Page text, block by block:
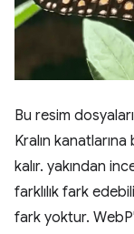
Bu resim
Kralın
kalır. yakından
farklılık fark
fark yoktur.